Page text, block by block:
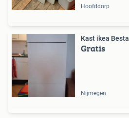
Hoofddorp
Kast ikea Besta
Gratis
Nijmegen